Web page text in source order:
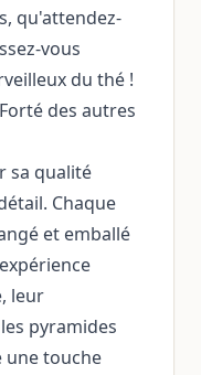
qu'attendez-
vous
du thé !
des autres
sa qualité
Chaque
et emballé
leur
pyramides
une touche